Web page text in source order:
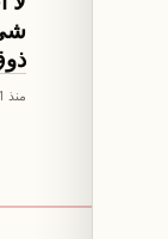
منذ 1 ساعة